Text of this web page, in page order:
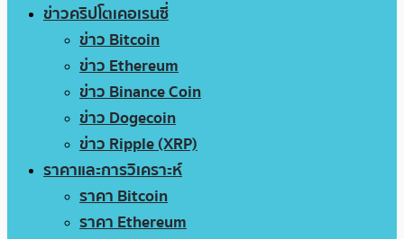
ข่าวคริปโตเคอเรนซี่
ข่าว Bitcoin
ข่าว Ethereum
ข่าว Binance Coin
ข่าว Dogecoin
ข่าว Ripple (XRP)
ราคาและการวิเคราะห์
ราคา Bitcoin
ราคา Ethereum